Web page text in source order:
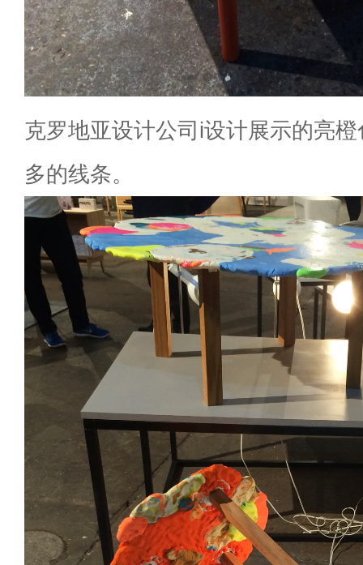
克罗地亚设计公司i设计展示的亮
多的线条。